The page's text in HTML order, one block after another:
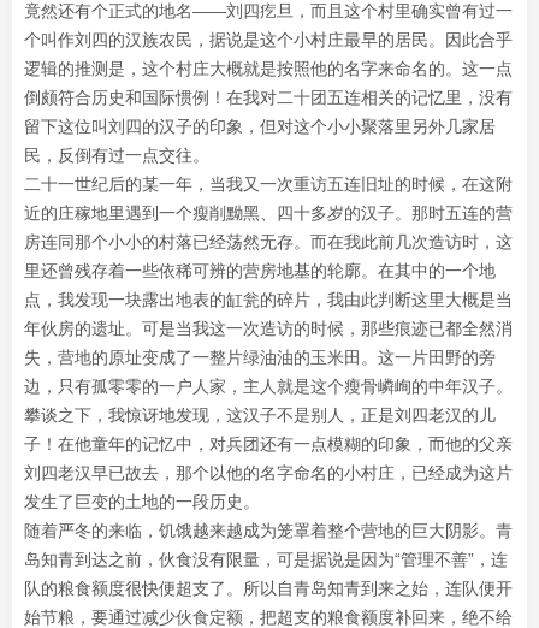
竟然还有个正式的地名——刘四疙旦，而且这个村里确实曾有过一
个叫作刘四的汉族农民，据说是这个小村庄最早的居民。因此合乎
逻辑的推测是，这个村庄大概就是按照他的名字来命名的。这一点
倒颇符合历史和国际惯例！在我对二十团五连相关的记忆里，没有
留下这位叫刘四的汉子的印象，但对这个小小聚落里另外几家居
民，反倒有过一点交往。
二十一世纪后的某一年，当我又一次重访五连旧址的时候，在这附
近的庄稼地里遇到一个瘦削黝黑、四十多岁的汉子。那时五连的营
房连同那个小小的村落已经荡然无存。而在我此前几次造访时，这
里还曾残存着一些依稀可辨的营房地基的轮廓。在其中的一个地
点，我发现一块露出地表的缸瓮的碎片，我由此判断这里大概是当
年伙房的遗址。可是当我这一次造访的时候，那些痕迹已都全然消
失，营地的原址变成了一整片绿油油的玉米田。这一片田野的旁
边，只有孤零零的一户人家，主人就是这个瘦骨嶙峋的中年汉子。
攀谈之下，我惊讶地发现，这汉子不是别人，正是刘四老汉的儿
子！在他童年的记忆中，对兵团还有一点模糊的印象，而他的父亲
刘四老汉早已故去，那个以他的名字命名的小村庄，已经成为这片
发生了巨变的土地的一段历史。
随着严冬的来临，饥饿越来越成为笼罩着整个营地的巨大阴影。青
岛知青到达之前，伙食没有限量，可是据说是因为“管理不善”，连
队的粮食额度很快便超支了。所以自青岛知青到来之始，连队便开
始节粮，要通过减少伙食定额，把超支的粮食额度补回来，绝不给